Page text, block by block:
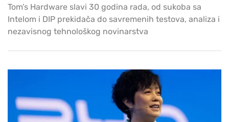
Tom’s Hardware slavi 30 godina rada, od sukoba sa
Intelom i DIP prekidača do savremenih testova, analiza i
nezavisnog tehnološkog novinarstva